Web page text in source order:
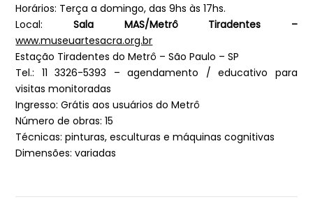
Horários: Terça a domingo, das 9hs às 17hs.
Local: Sala MAS/Metrô Tiradentes –
www.museuartesacra.org.br
Estação Tiradentes do Metrô – São Paulo – SP
Tel.: 11 3326-5393 – agendamento / educativo para
visitas monitoradas
Ingresso: Grátis aos usuários do Metrô
Número de obras: 15
Técnicas: pinturas, esculturas e máquinas cognitivas
Dimensões: variadas